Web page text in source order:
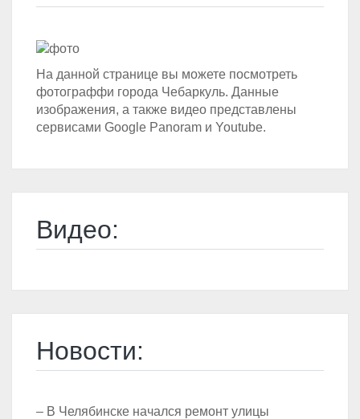
На данной странице вы можете посмотреть
фотограффи города Чебаркуль. Данные
изображения, а также видео представлены
сервисами Google Panoram и Youtube.
Видео:
Новости:
– В Челябинске начался ремонт улицы